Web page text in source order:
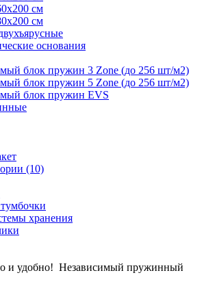
см
см
основания
блок пружин 3 Zone (до 256 шт/м2)
блок пружин 5 Zone (до 256 шт/м2)
блок пружин EVS
(10)
хранения
и удобно! Независимый пружинный